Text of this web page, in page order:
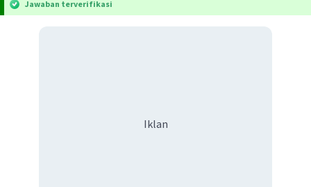
Jawaban terverifikasi
Iklan